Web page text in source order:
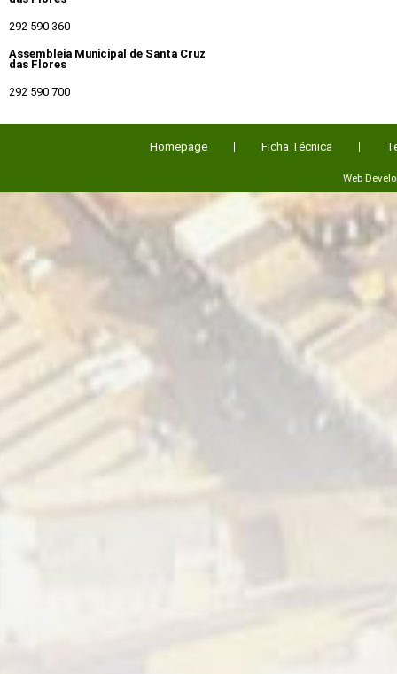
292 590 360
Assembleia Municipal de Santa Cruz
das Flores
292 590 700
Homepage Ficha Técnica
Web